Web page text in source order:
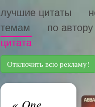
лучшие цитаты
темам
по автору
цитата
Отключить всю рекламу!